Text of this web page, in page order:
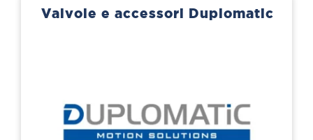
Valvole e accessori Duplomatic